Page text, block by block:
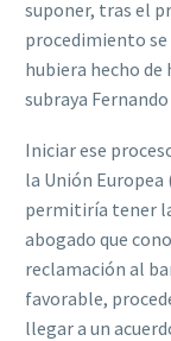
suponer, tras el
procedimiento se
hubiera hecho de
subraya
Iniciar ese
la Unión
permitiría tener
abogado que
reclamación al
favorable,
llegar a un